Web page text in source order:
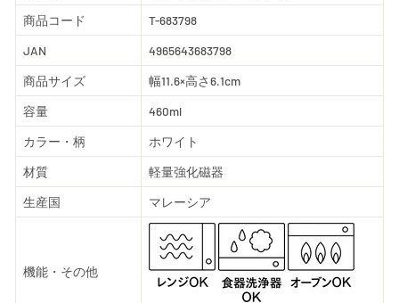
商品コード
T-683798
JAN
4965643683798
商品サイズ
幅11.6×高さ6.1cm
容量
460ml
カラー・柄
ホワイト
材質
軽量強化磁器
生産国
マレーシア
機能・その他